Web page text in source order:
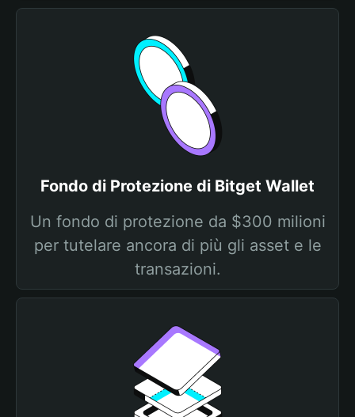
Fondo di Protezione di Bitget Wallet
Un fondo di protezione da $300 milioni
per tutelare ancora di più gli asset e le
transazioni.